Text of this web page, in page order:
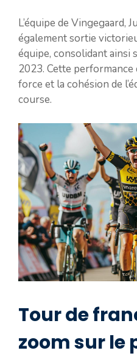
L’équipe de Vingegaard,
également sortie
équipe, consolidant ainsi
2023. Cette
force et la cohésion de
course.
Tour de
zoom sur le